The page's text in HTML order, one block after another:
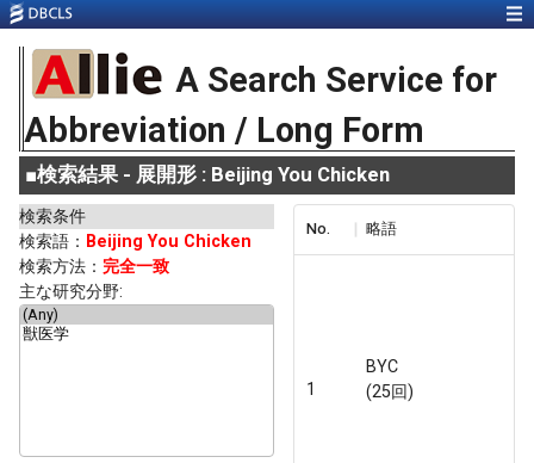
A Search Service for
Abbreviation / Long Form
■検索結果 - 展開形 : Beijing You Chicken
検索条件
検索語： Beijing You Chicken
検索方法： 完全一致
主な研究分野:
No. 略語
1
BYC
(25回)